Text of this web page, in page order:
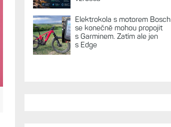
Elektrokola s motorem Bosch
se konečně mohou propojit
s Garminem. Zatím ale jen
s Edge